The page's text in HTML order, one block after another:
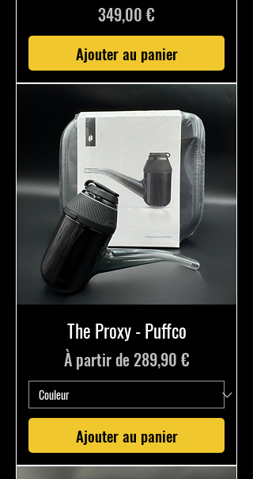
Prix
349,00 €
Ajouter au panier
The Proxy - Puffco
À partir de289,90 €
Prix promotionnel
Ajouter au panier